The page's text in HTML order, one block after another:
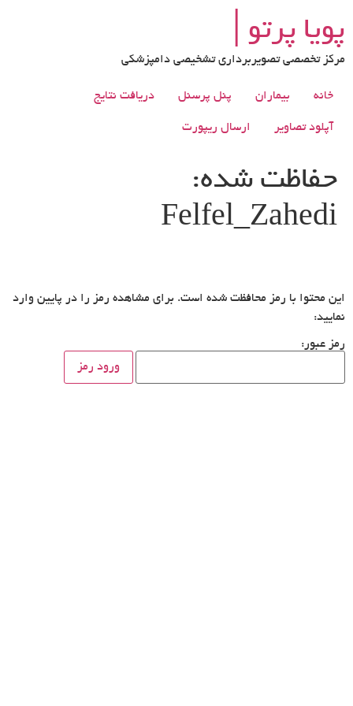
به
محتوا
پویا پرتو│
مرکز تخصصی تصویربرداری تشخیصی دامپزشکی
خانه بیماران پنل پرسنل دریافت نتایج
آپلود تصاویر ارسال ریپورت
حفاظت شده:
Felfel_Zahedi
این محتوا با رمز محافظت شده است. برای مشاهده رمز را در پایین وارد
نمایید:
رمز عبور: